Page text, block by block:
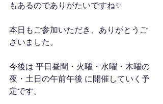
もあるのでありがたいですね✨
本日もご参加いただき、ありがとうご
ざいました。
今後は 平日昼間・火曜・水曜・木曜の
夜・土日の午前午後 に開催していく予
定です。